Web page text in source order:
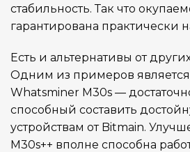
стабильность. Так что
гарантирована практически
Есть и альтернативы от
Одним из примеров
Whatsminer M30s —
способный составить
устройствам от Bitmain.
M30s++ вполне способна